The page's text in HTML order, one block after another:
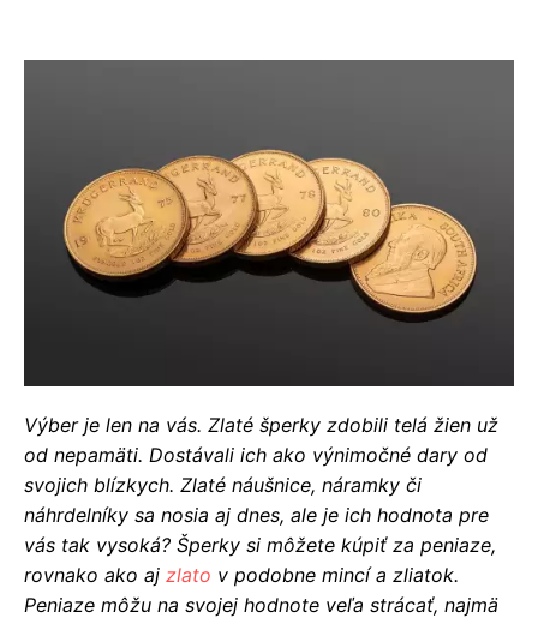
Výber je len na vás. Zlaté šperky zdobili telá žien už
od nepamäti. Dostávali ich ako výnimočné dary od
svojich blízkych. Zlaté náušnice, náramky či
náhrdelníky sa nosia aj dnes, ale je ich hodnota pre
vás tak vysoká? Šperky si môžete kúpiť za peniaze,
rovnako ako aj zlato v podobne mincí a zliatok.
Peniaze môžu na svojej hodnote veľa strácať, najmä